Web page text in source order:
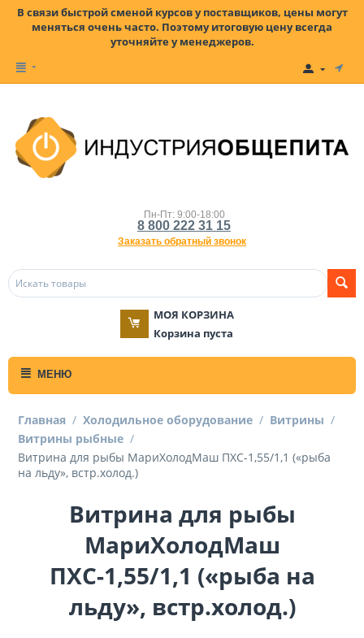
В связи быстрой сменой курсов у поставщиков, цены могут
меняться очень часто. Поэтому итоговую цену всегда
уточняйте у менеджеров.
Пн-Пт: 9:00-18:00
8 800 222 31 15
Заказать обратный звонок
МОЯ КОРЗИНА
Корзина пуста
МЕНЮ
Главная / Холодильное оборудование / Витрины /
Витрины рыбные /
Витрина для рыбы МариХолодМаш ПХС-1,55/1,1 («рыба
на льду», встр.холод.)
Витрина для рыбы
МариХолодМаш
ПХС-1,55/1,1 («рыба на
льду», встр.холод.)